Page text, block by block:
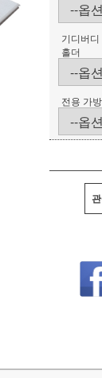
기디버디
홀더
전용 가방